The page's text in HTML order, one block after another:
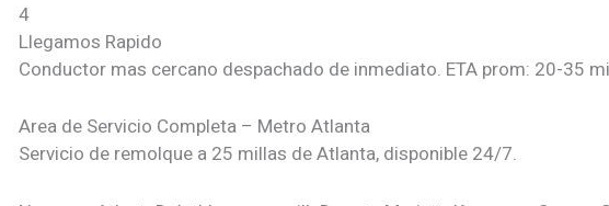
4
Llegamos Rapido
Conductor mas cercano despachado de inmediato. ETA prom: 20-35
Area de Servicio Completa – Metro Atlanta
Servicio de remolque a 25 millas de Atlanta, disponible 24/7.